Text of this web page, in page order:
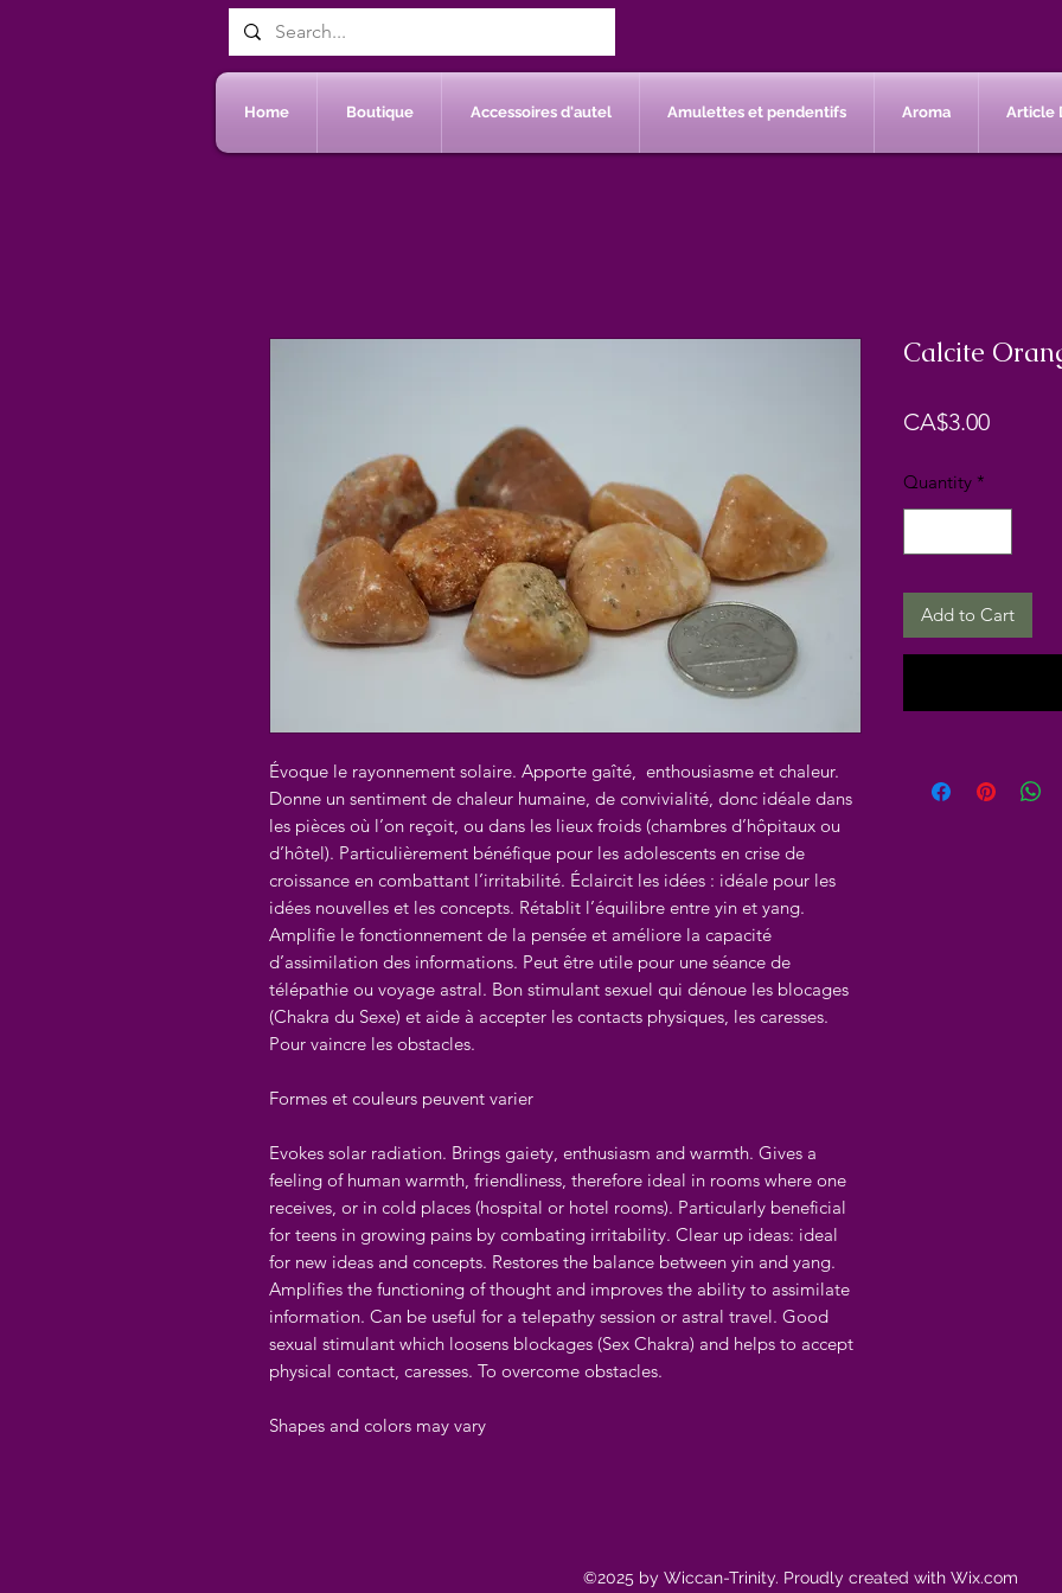
Home Boutique Accessoires d'autel Amulettes et pendentifs Aroma Article
Évoque le rayonnement solaire. Apporte gaîté, enthousiasme et chaleur.
Donne un sentiment de chaleur humaine, de convivialité, donc idéale dans
les pièces où l’on reçoit, ou dans les lieux froids (chambres d’hôpitaux ou
d’hôtel). Particulièrement bénéfique pour les adolescents en crise de
croissance en combattant l’irritabilité. Éclaircit les idées : idéale pour les
idées nouvelles et les concepts. Rétablit l’équilibre entre yin et yang.
Amplifie le fonctionnement de la pensée et améliore la capacité
d’assimilation des informations. Peut être utile pour une séance de
télépathie ou voyage astral. Bon stimulant sexuel qui dénoue les blocages
(Chakra du Sexe) et aide à accepter les contacts physiques, les caresses.
Pour vaincre les obstacles.
Formes et couleurs peuvent varier
Evokes solar radiation. Brings gaiety, enthusiasm and warmth. Gives a
feeling of human warmth, friendliness, therefore ideal in rooms where one
receives, or in cold places (hospital or hotel rooms). Particularly beneficial
for teens in growing pains by combating irritability. Clear up ideas: ideal
for new ideas and concepts. Restores the balance between yin and yang.
Amplifies the functioning of thought and improves the ability to assimilate
information. Can be useful for a telepathy session or astral travel. Good
sexual stimulant which loosens blockages (Sex Chakra) and helps to accept
physical contact, caresses. To overcome obstacles.
Shapes and colors may vary
Calcite
CA$3.00Price
Quantity *
Add to Cart
©2025 by Wiccan-Trinity. Proudly created with Wix.com